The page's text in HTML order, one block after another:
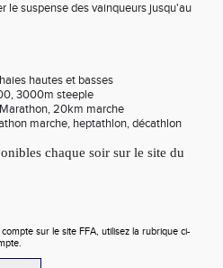
le suspense des vainqueurs jusqu'au
hautes et basses
3000m steeple
20km marche
marche, heptathlon, décathlon
chaque soir sur le site du
sur le site FFA, utilisez la rubrique ci-